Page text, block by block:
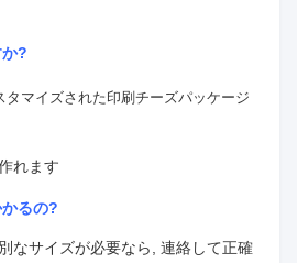
?
タマイズされた印刷チーズパッケージ
れます
るの?
なサイズが必要なら, 連絡して正確